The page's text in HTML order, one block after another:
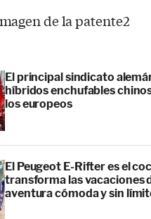
El principal sindicato
híbridos enchufables
los europeos
El Peugeot E-Rifter es el
transforma las vacaciones
aventura cómoda y sin